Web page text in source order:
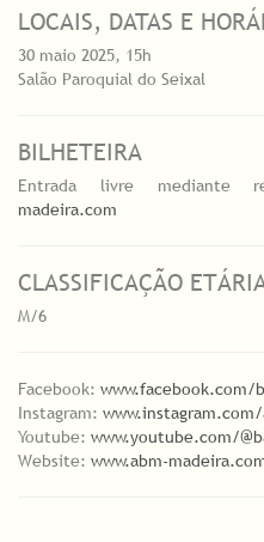
LOCAIS, DATAS E
30 maio 2025, 15h
Salão Paroquial do Seixal
BILHETEIRA
Entrada livre mediante
madeira.com
CLASSIFICAÇÃO
M/6
Facebook: www.facebook.com/
Instagram:
Youtube: www.youtube.com/
Website: www.abm-